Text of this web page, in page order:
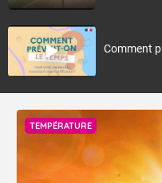
Comment
TEMPÉRATURE